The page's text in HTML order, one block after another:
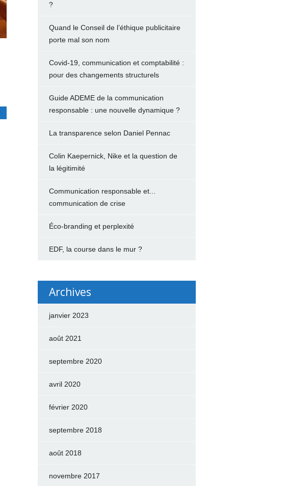
?
Quand le Conseil de l’éthique publicitaire
porte mal son nom
Covid-19, communication et comptabilité :
pour des changements structurels
Guide ADEME de la communication
responsable : une nouvelle dynamique ?
La transparence selon Daniel Pennac
Colin Kaepernick, Nike et la question de
la légitimité
Communication responsable et...
communication de crise
Éco-branding et perplexité
EDF, la course dans le mur ?
Archives
janvier 2023
août 2021
septembre 2020
avril 2020
février 2020
septembre 2018
août 2018
novembre 2017